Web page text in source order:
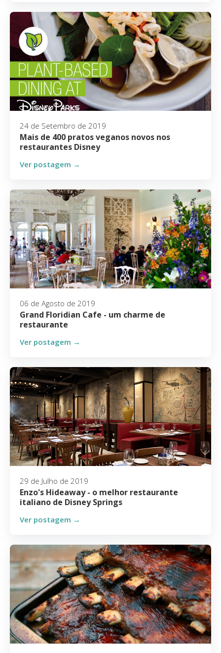
24 de Setembro de 2019
Mais de 400 pratos veganos novos nos
restaurantes Disney
Ver postagem →
06 de Agosto de 2019
Grand Floridian Cafe - um charme de
restaurante
Ver postagem →
29 de Julho de 2019
Enzo's Hideaway - o melhor restaurante
italiano de Disney Springs
Ver postagem →